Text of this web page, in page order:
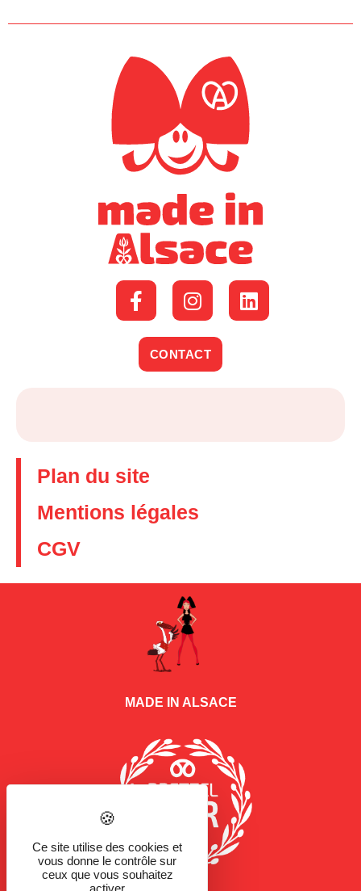
CONTACT
Plan du site
Mentions légales
CGV
MADE IN ALSACE
Ce site utilise des cookies et
vous donne le contrôle sur
ceux que vous souhaitez
activer